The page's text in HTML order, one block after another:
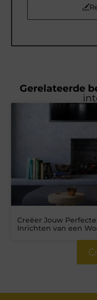
Gerelateerde
Creëer Jouw
Inrichten van een